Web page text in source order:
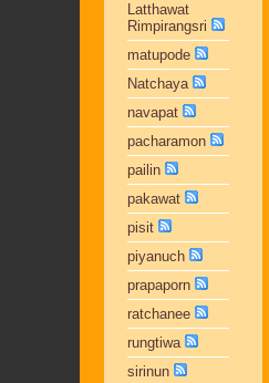
Latthawat
Rimpirangsri
matupode
Natchaya
navapat
pacharamon
pailin
pakawat
pisit
piyanuch
prapaporn
ratchanee
rungtiwa
sirinun